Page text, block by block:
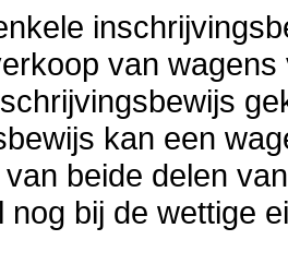
van
kan een
beide delen
nog bij de wettige